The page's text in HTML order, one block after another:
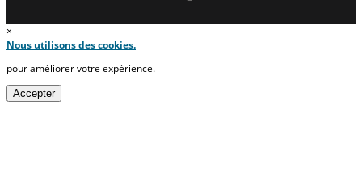
×
Nous utilisons des cookies.
pour améliorer votre expérience.
Accepter